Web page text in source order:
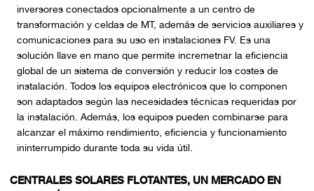
inversores conectados opcionalmente a un centro de
transformación y celdas de MT, además de servicios auxiliares y
comunicaciones para su uso en instalaciones FV. Es una
solución llave en mano que permite incremetnar la eficiencia
global de un sistema de conversión y reducir los costes de
instalación. Todos los equipos electrónicos que lo componen
son adaptados según las necesidades técnicas requeridas por
la instalación. Además, los equipos pueden combinarse para
alcanzar el máximo rendimiento, eficiencia y funcionamiento
ininterrumpido durante toda su vida útil.
CENTRALES SOLARES FLOTANTES, UN MERCADO EN